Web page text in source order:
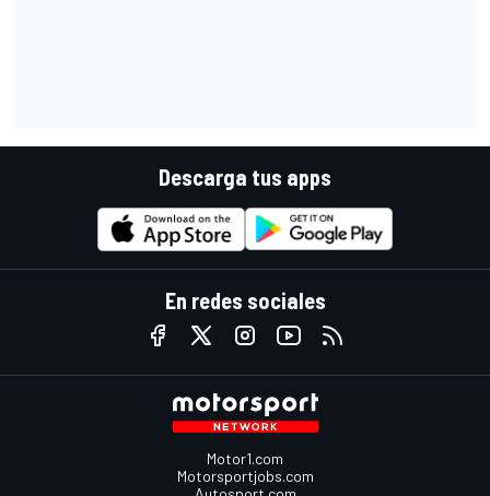
Descarga tus apps
En redes sociales
Motor1.com
Motorsportjobs.com